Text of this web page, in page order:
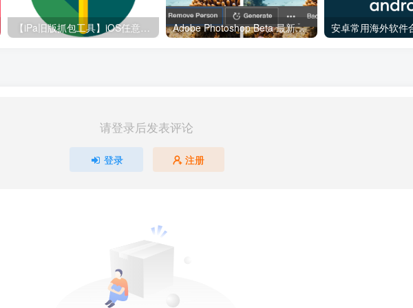
Adobe Photoshop Beta 最新破解版(AI功能) 安卓常用海外软件
请登录后发表评论
登录 注册